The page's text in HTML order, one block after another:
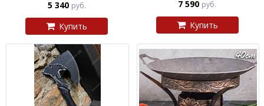
5 340 руб.
Купить
7 590 руб.
Купить